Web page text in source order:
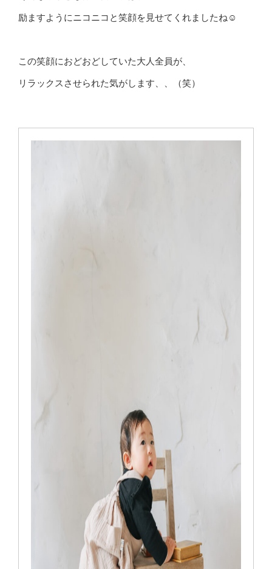
励ますようにニコニコと笑顔を見せてくれましたね☺️
この笑顔におどおどしていた大人全員が、
リラックスさせられた気がします、、（笑）